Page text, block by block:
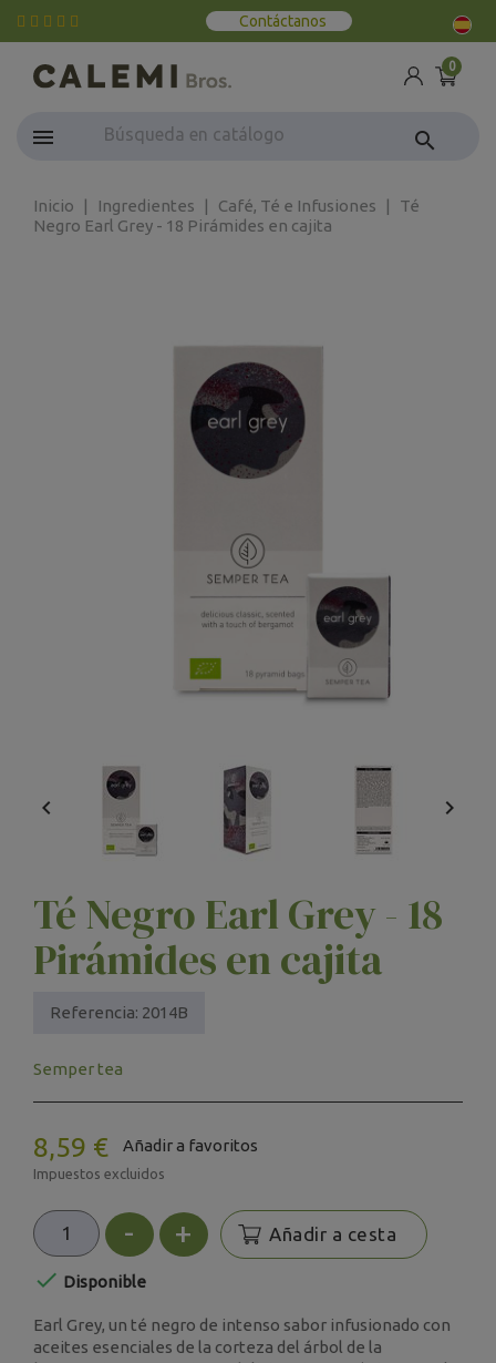
Contáctanos
0
search
Inicio Ingredientes Café, Té e Infusiones
Té
Negro Earl Grey - 18 Pirámides en cajita
 
Té Negro Earl Grey - 18
Pirámides en cajita
Referencia: 2014B
Semper tea
8,59 € Añadir a favoritos
Impuestos excluidos
- + Añadir a cesta
 Disponible
Earl Grey, un té negro de intenso sabor infusionado con
aceites esenciales de la corteza del árbol de la